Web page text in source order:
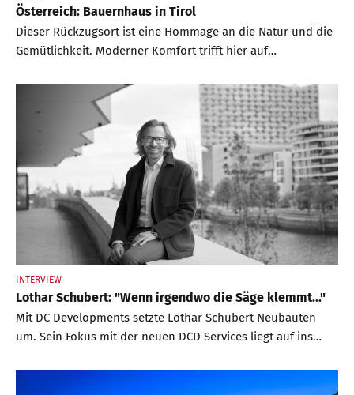
Österreich: Bauernhaus in Tirol
Dieser Rückzugsort ist eine Hommage an die Natur und die
Gemütlichkeit. Moderner Komfort trifft hier auf
INTERVIEW
Lothar Schubert: "Wenn irgendwo die Säge klemmt..."
Mit DC Developments setzte Lothar Schubert Neubauten
um. Sein Fokus mit der neuen DCD Services liegt auf ins
Hintergründe und Ziele